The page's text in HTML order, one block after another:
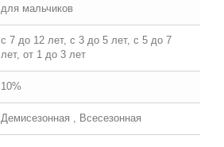
для мальчиков
с 7 до 12 лет, с 3 до 5 лет, с 5 до 7
лет, от 1 до 3 лет
10%
Демисезонная , Всесезонная